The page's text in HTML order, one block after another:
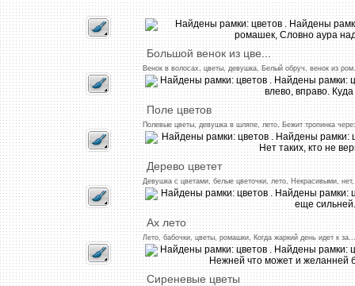
Большой венок из цве...
Венок в волосах, цветы, девушка, Белый обруч, венок из ром
Поле цветов
Полевые цветы, девушкавшляпе, лето, Бежит тропинка
Дерево цветет
Девушка с цветами, белые цветочки, лето, Некрасивыми, нет,
Ах лето
Лето, бабочки, цветы, ромашки, Когда жаркий день идет к за...
Сиреневые цветы